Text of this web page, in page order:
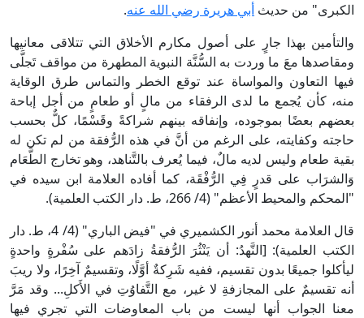
الكبرى" من حديث أبي هريرة رضي الله عنه.
والتأمين بهذا جارٍ على أصول مكارم الأخلاق التي تتلاقى معانيها
ومقاصدها معَ ما وردت به السُّنَّة النبوية المطهرة من مواقف تَجلَّى
فيها التعاون والمواساة عند توقع الخطر والتماس طرق الوقاية
منه، كأن يُجمع ما لدى الرفقاء من مالٍ أو طعامٍ من أجل إباحة
بعضهم بعضًا بموجوده، وإنفاقه بينهم شراكةً وقَسْمًا، كلٌّ بحسب
حاجته وكفايته، على الرغم من أنَّ في هذه الرُّفقة من لم تكن له
بقية طعام وليس لديه مالٌ، فيما يُعرف بالتَّناهد، وهو تخارج الطَّعَام
وَالشرَاب على قدرٍ فِي الرُّفْقَة، كما أفاده العلامة ابن سيده في
"المحكم والمحيط الأعظم" (4/ 266، ط. دار الكتب العلمية).
قال العلامة محمد أنور الكشميري في "فيض الباري" (4/ 4، ط. دار
الكتب العلمية): [النَّهدُ: أن يَنْثُرَ الرُّفقةُ زادَهم على سُفْرةٍ واحدةٍ
ليأكلوا جميعًا بدون تقسيم، ففيه شَرِكةٌ أوَّلًا، وتقسيمٌ آخِرًا، ولا ريبَ
أنه تقسيمٌ على المجازفةِ لا غير، مع التَّفاوُتِ في الأَكلِ... وقد مَرَّ
معنا الجواب أنها ليست من باب المعاوضات التي تجري فيها